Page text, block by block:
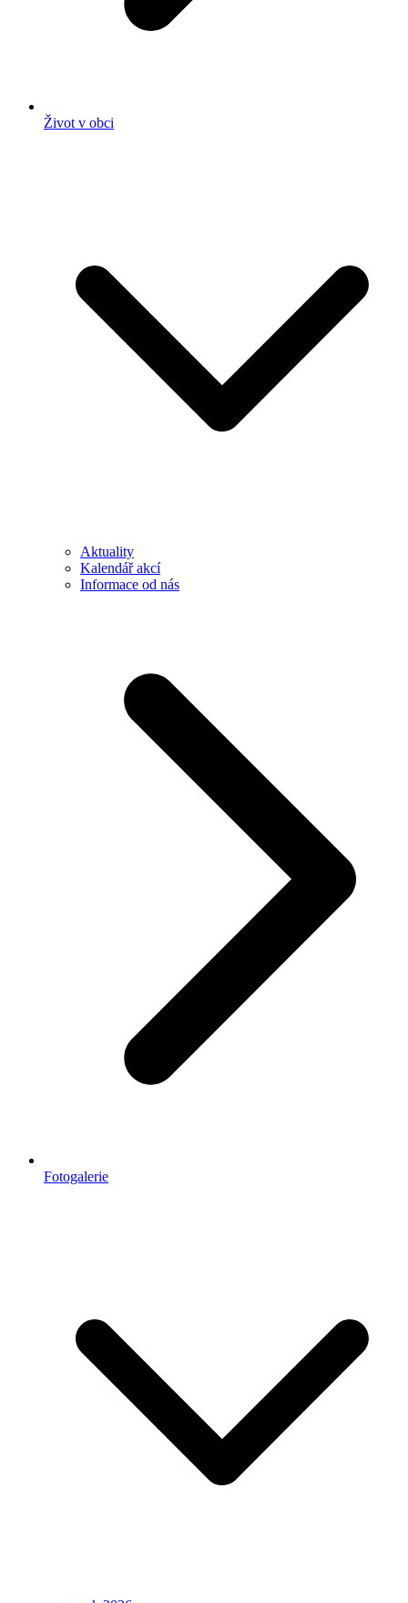
Život v obci
Aktuality
Kalendář akcí
Informace od nás
Fotogalerie